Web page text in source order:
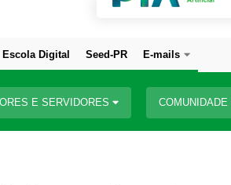
Escola Digital Seed-PR E-mails
E SERVIDORES COMUNIDADE